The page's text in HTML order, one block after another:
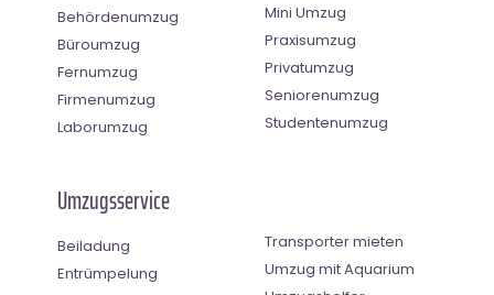
Behördenumzug
Büroumzug
Fernumzug
Firmenumzug
Laborumzug
Mini Umzug
Praxisumzug
Privatumzug
Seniorenumzug
Studentenumzug
Umzugsservice
Beiladung
Entrümpelung
Transporter mieten
Umzug mit Aquarium